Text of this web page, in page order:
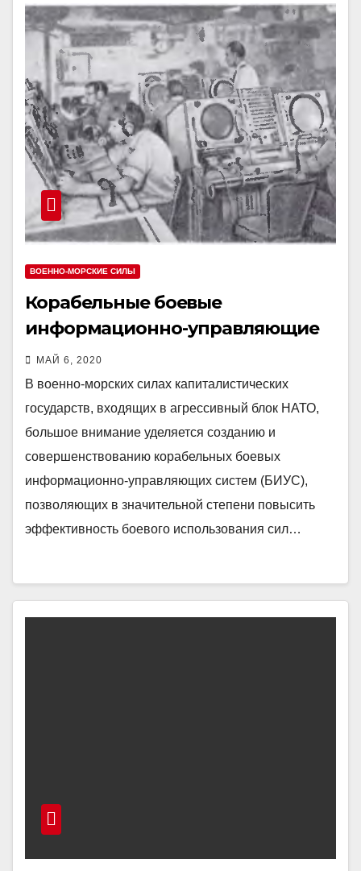
ВОЕННО-МОРСКИЕ СИЛЫ
Корабельные боевые
информационно-управляющие
системы
МАЙ 6, 2020
В военно-морских силах капиталистических
государств, входящих в агрессивный блок НАТО,
большое внимание уделяется созданию и
совершенствованию корабельных боевых
информационно-управляющих систем (БИУС),
позволяющих в значительной степени повысить
эффективность боевого использования сил…